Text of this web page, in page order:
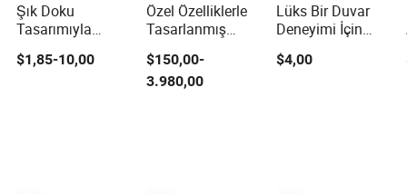
Şık Doku
Tasarımıyla
Premium
Temperli
$1,85-10,00
Özel Özelliklerle
Tasarlanmış
Premium
Alüminyum Sergi
Standı Tasarımı
$150,00-
3.980,00
Lüks Bir Duvar
Deneyimi İçin
Premium Kristal
Tahta Tasarımı
$4,00